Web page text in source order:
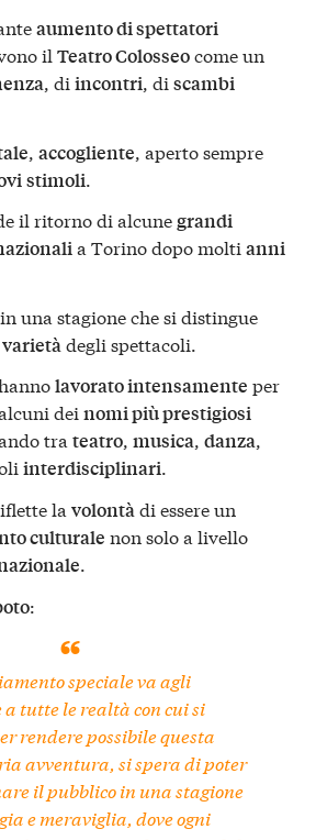
aumento di spettatori
il Teatro Colosseocome un
, di incontri, di scambi
, accogliente, aperto sempre
stimoli.
il ritorno di alcunegrandi
a Torino dopo molti anni
in una stagione che si distingue
varietàdegli spettacoli.
lavorato intensamente per
dei nomi più prestigiosi
tra teatro, musica, danza,
interdisciplinari.
la volontàdi essere un
culturale non solo a livello
.
:
speciale va agli
tutte le realtà con cui si
rendere possibile questa
avventura, si spera di poter
il pubblico in una stagione
e meraviglia, dove ogni